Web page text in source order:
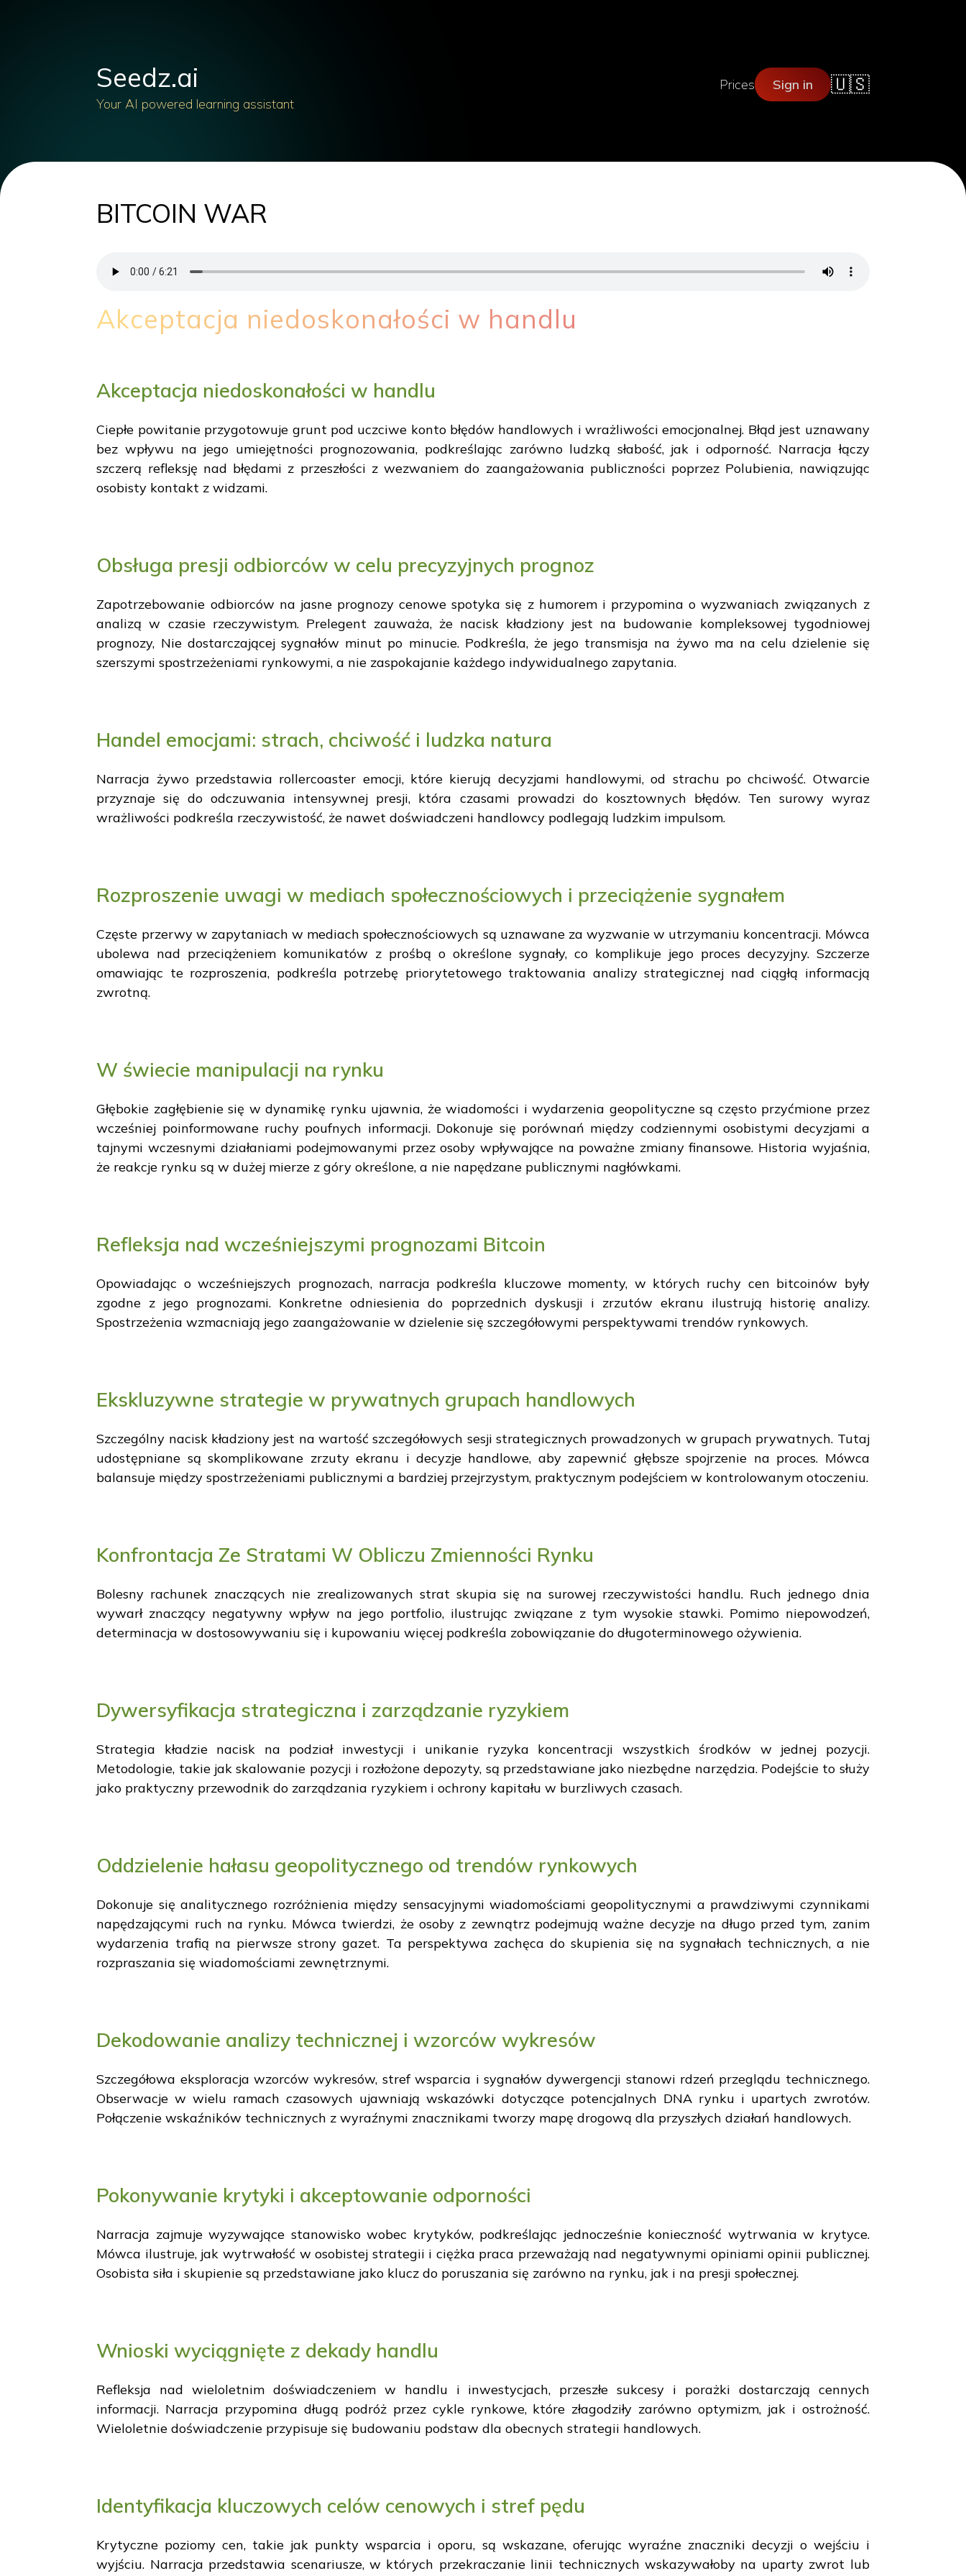
Seedz.ai
Your AI powered learning assistant
Prices Sign in 🇺🇸
BITCOIN WAR
Akceptacja niedoskonałości w handlu
Akceptacja niedoskonałości w handlu
Ciepłe powitanie przygotowuje grunt pod uczciwe konto błędów handlowych i wrażliwości emocjonalnej. Błąd jest uznawany
bez wpływu na jego umiejętności prognozowania, podkreślając zarówno ludzką słabość, jak i odporność. Narracja łączy
szczerą refleksję nad błędami z przeszłości z wezwaniem do zaangażowania publiczności poprzez Polubienia, nawiązując
osobisty kontakt z widzami.
Obsługa presji odbiorców w celu precyzyjnych prognoz
Zapotrzebowanie odbiorców na jasne prognozy cenowe spotyka się z humorem i przypomina o wyzwaniach związanych z
analizą w czasie rzeczywistym. Prelegent zauważa, że nacisk kładziony jest na budowanie kompleksowej tygodniowej
prognozy, Nie dostarczającej sygnałów minut po minucie. Podkreśla, że jego transmisja na żywo ma na celu dzielenie się
szerszymi spostrzeżeniami rynkowymi, a nie zaspokajanie każdego indywidualnego zapytania.
Handel emocjami: strach, chciwość i ludzka natura
Narracja żywo przedstawia rollercoaster emocji, które kierują decyzjami handlowymi, od strachu po chciwość. Otwarcie
przyznaje się do odczuwania intensywnej presji, która czasami prowadzi do kosztownych błędów. Ten surowy wyraz
wrażliwości podkreśla rzeczywistość, że nawet doświadczeni handlowcy podlegają ludzkim impulsom.
Rozproszenie uwagi w mediach społecznościowych i przeciążenie sygnałem
Częste przerwy w zapytaniach w mediach społecznościowych są uznawane za wyzwanie w utrzymaniu koncentracji. Mówca
ubolewa nad przeciążeniem komunikatów z prośbą o określone sygnały, co komplikuje jego proces decyzyjny. Szczerze
omawiając te rozproszenia, podkreśla potrzebę priorytetowego traktowania analizy strategicznej nad ciągłą informacją
zwrotną.
W świecie manipulacji na rynku
Głębokie zagłębienie się w dynamikę rynku ujawnia, że wiadomości i wydarzenia geopolityczne są często przyćmione przez
wcześniej poinformowane ruchy poufnych informacji. Dokonuje się porównań między codziennymi osobistymi decyzjami a
tajnymi wczesnymi działaniami podejmowanymi przez osoby wpływające na poważne zmiany finansowe. Historia wyjaśnia,
że reakcje rynku są w dużej mierze z góry określone, a nie napędzane publicznymi nagłówkami.
Refleksja nad wcześniejszymi prognozami Bitcoin
Opowiadając o wcześniejszych prognozach, narracja podkreśla kluczowe momenty, w których ruchy cen bitcoinów były
zgodne z jego prognozami. Konkretne odniesienia do poprzednich dyskusji i zrzutów ekranu ilustrują historię analizy.
Spostrzeżenia wzmacniają jego zaangażowanie w dzielenie się szczegółowymi perspektywami trendów rynkowych.
Ekskluzywne strategie w prywatnych grupach handlowych
Szczególny nacisk kładziony jest na wartość szczegółowych sesji strategicznych prowadzonych w grupach prywatnych. Tutaj
udostępniane są skomplikowane zrzuty ekranu i decyzje handlowe, aby zapewnić głębsze spojrzenie na proces. Mówca
balansuje między spostrzeżeniami publicznymi a bardziej przejrzystym, praktycznym podejściem w kontrolowanym otoczeniu.
Konfrontacja Ze Stratami W Obliczu Zmienności Rynku
Bolesny rachunek znaczących nie zrealizowanych strat skupia się na surowej rzeczywistości handlu. Ruch jednego dnia
wywarł znaczący negatywny wpływ na jego portfolio, ilustrując związane z tym wysokie stawki. Pomimo niepowodzeń,
determinacja w dostosowywaniu się i kupowaniu więcej podkreśla zobowiązanie do długoterminowego ożywienia.
Dywersyfikacja strategiczna i zarządzanie ryzykiem
Strategia kładzie nacisk na podział inwestycji i unikanie ryzyka koncentracji wszystkich środków w jednej pozycji.
Metodologie, takie jak skalowanie pozycji i rozłożone depozyty, są przedstawiane jako niezbędne narzędzia. Podejście to służy
jako praktyczny przewodnik do zarządzania ryzykiem i ochrony kapitału w burzliwych czasach.
Oddzielenie hałasu geopolitycznego od trendów rynkowych
Dokonuje się analitycznego rozróżnienia między sensacyjnymi wiadomościami geopolitycznymi a prawdziwymi czynnikami
napędzającymi ruch na rynku. Mówca twierdzi, że osoby z zewnątrz podejmują ważne decyzje na długo przed tym, zanim
wydarzenia trafią na pierwsze strony gazet. Ta perspektywa zachęca do skupienia się na sygnałach technicznych, a nie
rozpraszania się wiadomościami zewnętrznymi.
Dekodowanie analizy technicznej i wzorców wykresów
Szczegółowa eksploracja wzorców wykresów, stref wsparcia i sygnałów dywergencji stanowi rdzeń przeglądu technicznego.
Obserwacje w wielu ramach czasowych ujawniają wskazówki dotyczące potencjalnych DNA rynku i upartych zwrotów.
Połączenie wskaźników technicznych z wyraźnymi znacznikami tworzy mapę drogową dla przyszłych działań handlowych.
Pokonywanie krytyki i akceptowanie odporności
Narracja zajmuje wyzywające stanowisko wobec krytyków, podkreślając jednocześnie konieczność wytrwania w krytyce.
Mówca ilustruje, jak wytrwałość w osobistej strategii i ciężka praca przeważają nad negatywnymi opiniami opinii publicznej.
Osobista siła i skupienie są przedstawiane jako klucz do poruszania się zarówno na rynku, jak i na presji społecznej.
Wnioski wyciągnięte z dekady handlu
Refleksja nad wieloletnim doświadczeniem w handlu i inwestycjach, przeszłe sukcesy i porażki dostarczają cennych
informacji. Narracja przypomina długą podróż przez cykle rynkowe, które złagodziły zarówno optymizm, jak i ostrożność.
Wieloletnie doświadczenie przypisuje się budowaniu podstaw dla obecnych strategii handlowych.
Identyfikacja kluczowych celów cenowych i stref pędu
Krytyczne poziomy cen, takie jak punkty wsparcia i oporu, są wskazane, oferując wyraźne znaczniki decyzji o wejściu i
wyjściu. Narracja przedstawia scenariusze, w których przekraczanie linii technicznych wskazywałoby na uparty zwrot lub